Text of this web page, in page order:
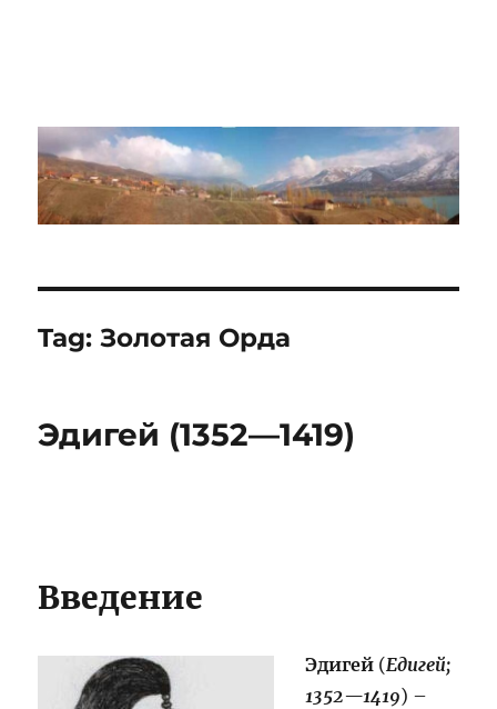
Tag:Золотая Орда
Эдигей (1352—1419)
Введение
Эдигей (Едигей;
1352—1419) –